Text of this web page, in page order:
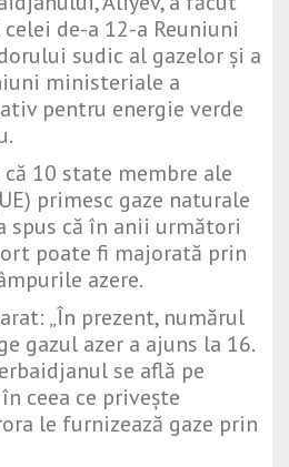
de-a 12-a Reuniuni
sudic al gazelor și a
ministeriale a
pentru energie verde
10 state membre ale
primesc gaze naturale
spus că în anii următori
poate fi majorată prin
azere.
„În prezent, numărul
gazul azer a ajuns la 16.
se află pe
ceea ce privește
le furnizează gaze prin